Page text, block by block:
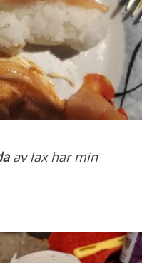
av lax har min